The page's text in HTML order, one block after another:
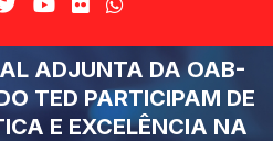
ADJUNTA DA OAB-
TED PARTICIPAM DE
E EXCELÊNCIA NA